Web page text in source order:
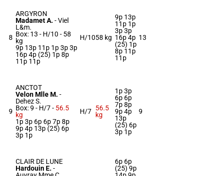
8
ARGYRON
Madamet A. -Viel
L&m.
Box: 13 - H/10 - 58
kg
9p 13p 11p 1p 3p 3p
16p 4p (25) 1p 8p
11p 11p
H/1058 kg
9p 13p
11p 1p
3p 3p
16p 4p
(25) 1p
8p 11p
11p
13
9
ANCTOT
Velon Mlle M. -
Dehez S.
Box: 9 - H/7 - 56.5
kg
1p 3p 6p 6p 7p 8p
9p 4p 13p (25) 6p
3p 1p
H/7 56.5
kg
1p 3p
6p 6p
7p 8p
9p 4p
13p
(25) 6p
3p 1p
9
CLAIR DE LUNE
Hardouin E. -
6p 6p
(25) 9p